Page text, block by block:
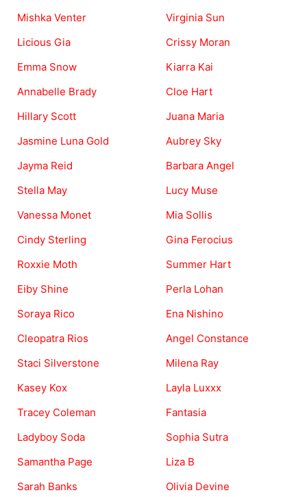
Mishka Venter
Licious Gia
Emma Snow
Annabelle Brady
Hillary Scott
Jasmine Luna Gold
Jayma Reid
Stella May
Vanessa Monet
Cindy Sterling
Roxxie Moth
Eiby Shine
Soraya Rico
Cleopatra Rios
Staci Silverstone
Kasey Kox
Tracey Coleman
Ladyboy Soda
Samantha Page
Sarah Banks
Virginia Sun
Crissy Moran
Kiarra Kai
Cloe Hart
Juana Maria
Aubrey Sky
Barbara Angel
Lucy Muse
Mia Sollis
Gina Ferocius
Summer Hart
Perla Lohan
Ena Nishino
Angel Constance
Milena Ray
Layla Luxxx
Fantasia
Sophia Sutra
Liza B
Olivia Devine